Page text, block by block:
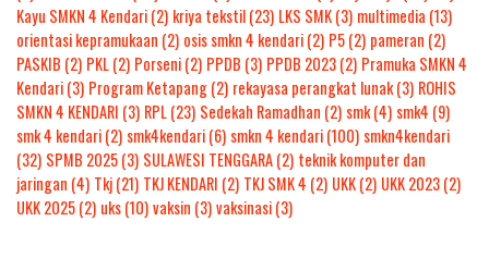
Kayu SMKN 4 Kendari(2) kriya tekstil(23) LKS SMK(3) multimedia (13)
orientasi kepramukaan (2) osis smkn 4 kendari(2) P5(2) pameran (2)
PASKIB (2) PKL(2) Porseni(2) PPDB (3) PPDB 2023(2) Pramuka SMKN 4
Kendari(3) Program Ketapang(2) rekayasa perangkat lunak(3) ROHIS
SMKN 4 KENDARI (3) RPL(23) Sedekah Ramadhan (2) smk(4) smk4 (9)
smk 4 kendari(2) smk4kendari(6) smkn 4 kendari(100) smkn4kendari
(32) SPMB 2025(3) SULAWESI TENGGARA(2) teknik komputer dan
jaringan (4) Tkj(21) TKJ KENDARI (2) TKJ SMK 4 (2) UKK(2) UKK 2023(2)
UKK 2025(2) uks(10)vaksin (3)vaksinasi(3)